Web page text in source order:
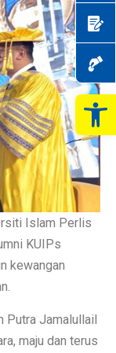
Islam Perlis
KUIPs
kewangan
Putra Jamalullail
maju dan terus